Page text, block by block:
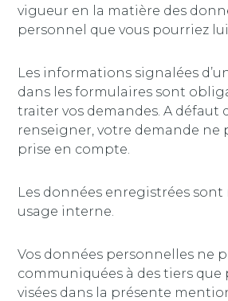
vigueur en la matière des
personnel que vous pourriez
Les informations signalées
dans les formulaires sont
traiter vos demandes. A défaut
renseigner, votre demande ne
prise en compte.
Les données enregistrées sont
usage interne.
Vos données personnelles ne
communiquées à des tiers que
visées dans la présente